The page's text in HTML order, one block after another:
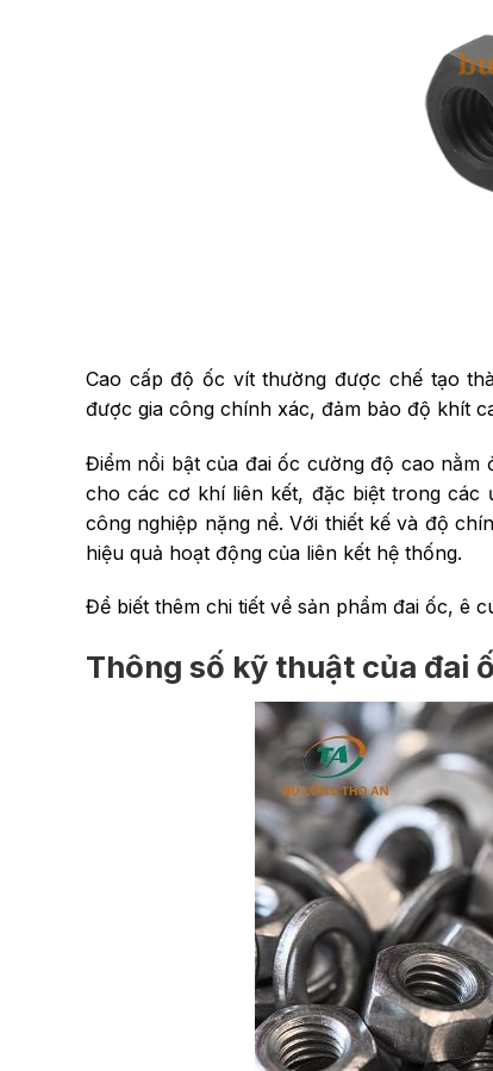
Cao cấp độ ốc vít thường được chế tạo
được gia công chính xác, đảm bảo độ khít
Điểm nổi bật của đai ốc cường độ cao
cho các cơ khí liên kết, đặc biệt trong các
công nghiệp nặng nề. Với thiết kế và độ
hiệu quả hoạt động của liên kết hệ thống.
Để biết thêm chi tiết về sản phẩm đai ốc, ê
Thông số kỹ thuật của đai